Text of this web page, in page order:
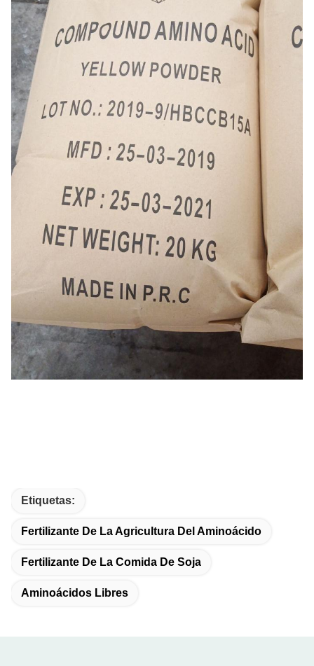
Etiquetas:
Fertilizante De La Agricultura Del Aminoácido
Fertilizante De La Comida De Soja
Aminoácidos Libres